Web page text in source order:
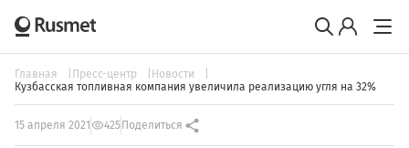
Главная Пресс-центр
Новости
Кузбасская топливная компания увеличила реализацию угля на 32%
15 апреля 2021 425 Поделиться